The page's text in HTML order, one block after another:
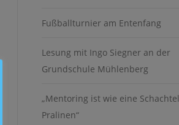
Fußballturnier am Entenfang
Lesung mit Ingo Siegner an der
Grundschule Mühlenberg
„Mentoring ist wie eine Schachtel
Pralinen“